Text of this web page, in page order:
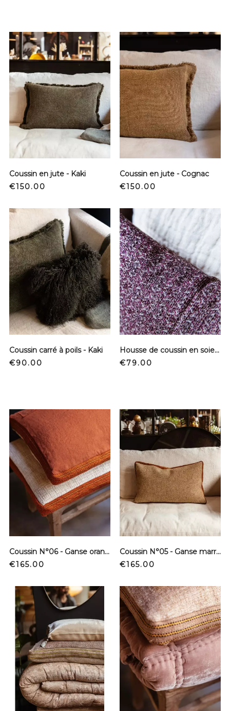
Coussin en jute - Kaki
Price
€150.00
Coussin en jute - Cognac
Price
€150.00
Coussin carré à poils - Kaki
Price
€90.00
Housse de coussin en soie - Fleurs violettes
Price
€79.00
Coussin N°06 - Ganse orange 40x60cm
Price
€165.00
Coussin N°05 - Ganse marron 40x60cm
Price
€165.00